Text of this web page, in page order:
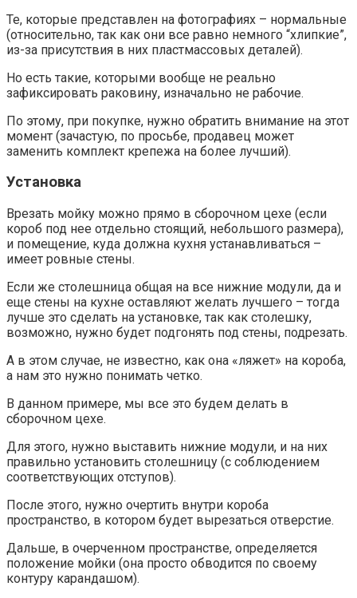
Те, которые представлен на фотографиях – нормальные
(относительно, так как они все равно немного “хлипкие”,
из-за присутствия в них пластмассовых деталей).
Но есть такие, которыми вообще не реально
зафиксировать раковину, изначально не рабочие.
По этому, при покупке, нужно обратить внимание на этот
момент (зачастую, по просьбе, продавец может
заменить комплект крепежа на более лучший).
Установка
Врезать мойку можно прямо в сборочном цехе (если
короб под нее отдельно стоящий, небольшого размера),
и помещение, куда должна кухня устанавливаться –
имеет ровные стены.
Если же столешница общая на все нижние модули, да и
еще стены на кухне оставляют желать лучшего – тогда
лучше это сделать на установке, так как столешку,
возможно, нужно будет подгонять под стены, подрезать.
А в этом случае, не известно, как она «ляжет» на короба,
а нам это нужно понимать четко.
В данном примере, мы все это будем делать в
сборочном цехе.
Для этого, нужно выставить нижние модули, и на них
правильно установить столешницу (с соблюдением
соответствующих отступов).
После этого, нужно очертить внутри короба
пространство, в котором будет вырезаться отверстие.
Дальше, в очерченном пространстве, определяется
положение мойки (она просто обводится по своему
контуру карандашом).